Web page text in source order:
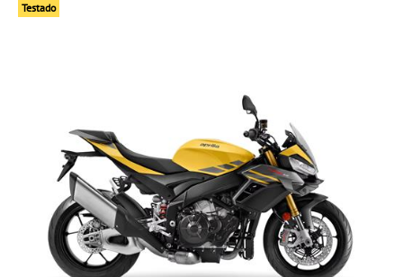
Testado